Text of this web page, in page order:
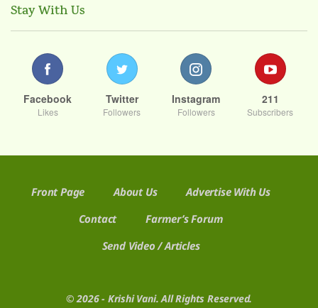
Stay With Us
Facebook
Likes
Twitter
Followers
Instagram
Followers
211
Subscribers
Front Page About Us
Advertise With Us
Contact
Farmer’s Forum
Send Video / Articles
© 2026 - Krishi Vani. All Rights Reserved.